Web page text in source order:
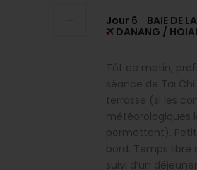
Jour 6
BAIE DE
DANANG /
Tôt ce matin,
séance de Taï Chi
terrasse (si les
météorologiques
permettent).
bord. Temps libre
suivi d’un